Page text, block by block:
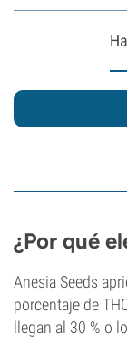
¿Por qué
Anesia Seeds
porcentaje de
llegan al 30 % o